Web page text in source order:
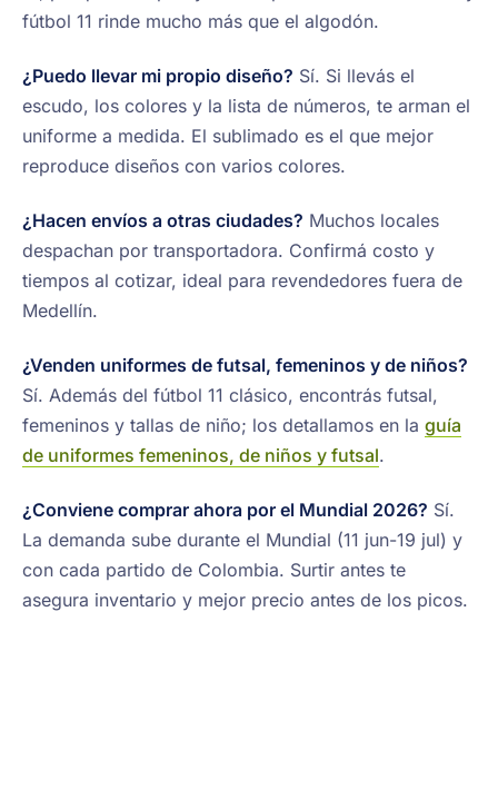
fútbol 11 rinde mucho más que el algodón.
¿Puedo llevar mi propio diseño? Sí. Si llevás el
escudo, los colores y la lista de números, te arman el
uniforme a medida. El sublimado es el que mejor
reproduce diseños con varios colores.
¿Hacen envíos a otras ciudades? Muchos locales
despachan por transportadora. Confirmá costo y
tiempos al cotizar, ideal para revendedores fuera de
Medellín.
¿Venden uniformes de futsal, femeninos y de niños?
Sí. Además del fútbol 11 clásico, encontrás futsal,
femeninos y tallas de niño; los detallamos en la guía
de uniformes femeninos, de niños y futsal.
¿Conviene comprar ahora por el Mundial 2026? Sí.
La demanda sube durante el Mundial (11 jun-19 jul) y
con cada partido de Colombia. Surtir antes te
asegura inventario y mejor precio antes de los picos.